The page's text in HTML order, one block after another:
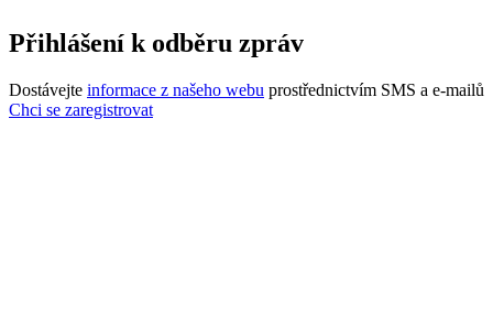
Přihlášení k odběru zpráv
Dostávejte informace z našeho webu prostřednictvím SMS a e-mailů
Chci se zaregistrovat